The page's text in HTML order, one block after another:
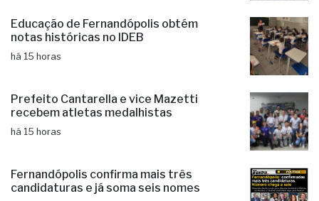
Educação de Fernandópolis obtém
notas históricas no IDEB
há 15 horas
Prefeito Cantarella e vice Mazetti
recebem atletas medalhistas
há 15 horas
Fernandópolis confirma mais três
candidaturas e já soma seis nomes